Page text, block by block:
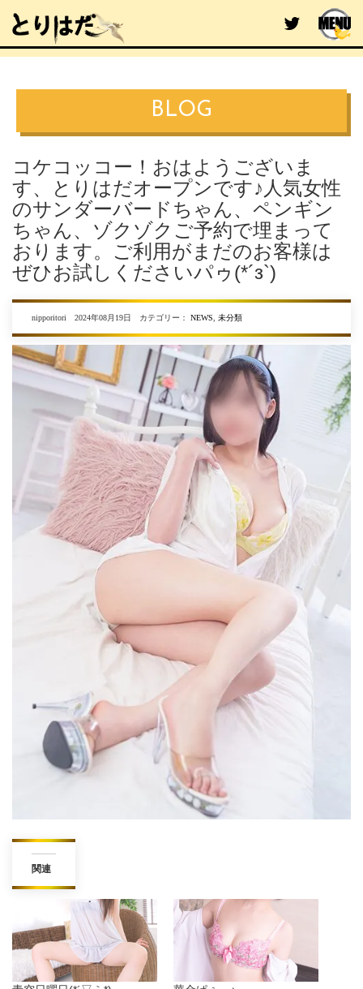
BLOG
コケコッコー！おはようございま
す、とりはだオープンです♪人気女性
のサンダーバードちゃん、ペンギン
ちゃん、ゾクゾクご予約で埋まって
おります。ご利用がまだのお客様は
ぜひお試しくださいパゥ(*´з`)
nipporitori 2024年08月19日 カテゴリー： NEWS 未分類
関連